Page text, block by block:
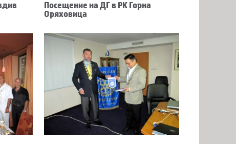
Посещение на ДГ в РК Горна
Оряховица